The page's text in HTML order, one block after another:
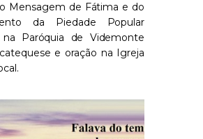
Mensagem de Fátima e do
da Piedade Popular
na Paróquia de Videmonte
e oração na Igreja